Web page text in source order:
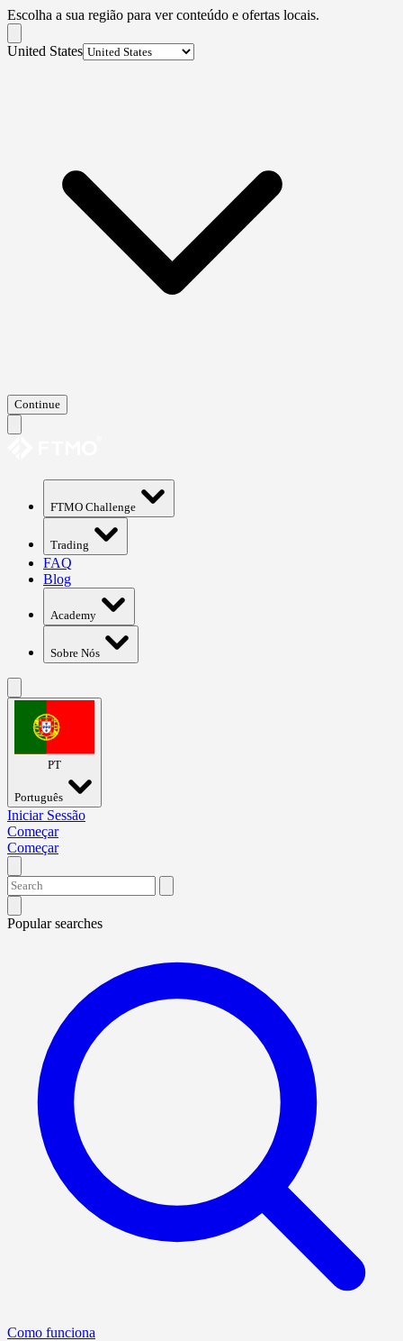
Escolha a sua região para ver conteúdo e ofertas locais.
United States
Continue
FTMO Challenge
Trading
FAQ
Blog
Academy
Sobre Nós
PT
Português
Iniciar Sessão
Começar
Começar
Popular searches
Como funciona